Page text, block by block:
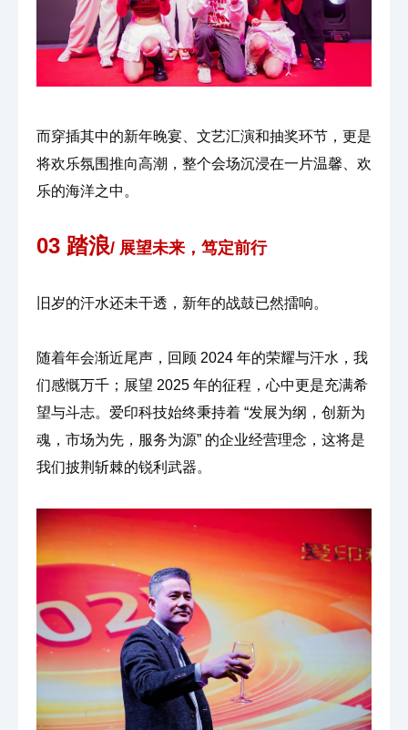
而穿插其中的新年晚宴、文艺汇演和抽奖环节，更是
将欢乐氛围推向高潮，整个会场沉浸在一片温馨、欢
乐的海洋之中。
03 踏浪/ 展望未来，笃定前行
旧岁的汗水还未干透，新年的战鼓已然擂响。
随着年会渐近尾声，回顾 2024 年的荣耀与汗水，我
们感慨万千；展望 2025 年的征程，心中更是充满希
望与斗志。爱印科技始终秉持着 “发展为纲，创新为
魂，市场为先，服务为源” 的企业经营理念，这将是
我们披荆斩棘的锐利武器。